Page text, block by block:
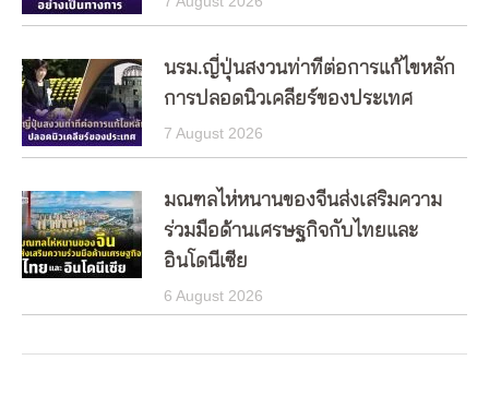
นรม.ญี่ปุ่นสงวนท่าทีต่อการแก้ไขหลัก
การปลอดนิวเคลียร์ของประเทศ
7 August 2026
มณฑลไห่หนานของจีนส่งเสริมความ
ร่วมมือด้านเศรษฐกิจกับไทยและ
อินโดนีเซีย
6 August 2026